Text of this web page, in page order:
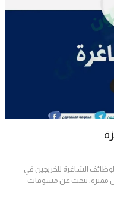
الشاغرة للخريجين في
مميزة: نبحث عن مسوقات